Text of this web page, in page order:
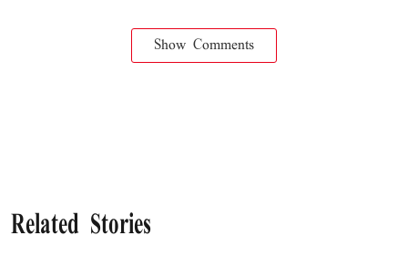
Show Comments
Related Stories